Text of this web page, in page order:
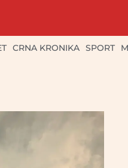
CRNA KRONIKA SPORT